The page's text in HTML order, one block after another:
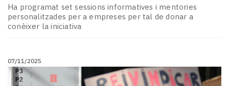
Ha programat set sessions informatives i mentories
personalitzades per a empreses per tal de donar a
conèixer la iniciativa
07/11/2025